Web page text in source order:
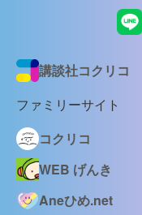
講談社コクリコ
ファミリーサイト
コクリコ
WEB げんき
Aneひめ.net